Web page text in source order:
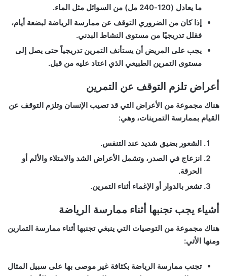
ما يعادل (120-240 مل) من السوائل مثل الماء.
إذا كان من الضروري التوقف عن ممارسة الرياضة لبضعة أيام،
فقلل تدريجيًا من مستوى النشاط البدني.
يجب على المريض أن يستأنف التمرين تدريجياً حتى يصل إلى
مستوى التمرين الطبيعي الذي اعتاد عليه من قبل.
أعراض تلزم التوقف عن التمرين
هناك مجموعة من الأعراض التي قد تصيب الإنسان وتلزم التوقف عن
القيام بممارسة التمرينات، وهي:
الشعور بضيق شديد عند التنفس.
انزعاج في الصدر، وتشمل الأعراض الشد والامتلاء والألم أو
الحرقة.
تشعر بالدوار أو الإغماء أثناء التمرين.
أشياء يجب تجنبها أثناء ممارسة الرياضة
هناك مجموعة من التوصيات التي ينبغي تجنبها أثناء ممارسة التمارين
ومنها الأتي:
تجنب ممارسة الرياضة بكثافة غير موصى بها على سبيل المثال